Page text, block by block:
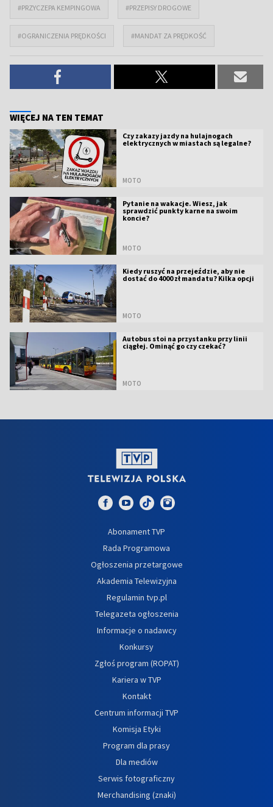
#PRZYCZEPA KEMPINGOWA #PRZEPISY DROGOWE
#OGRANICZENIA PRĘDKOŚCI #MANDAT ZA PRĘDKOŚĆ
WIĘCEJ NA TEN TEMAT
Czy zakazy jazdy na hulajnogach
elektrycznych w miastach są legalne?
MOTO
Pytanie na wakacje. Wiesz, jak
sprawdzić punkty karne na swoim
koncie?
MOTO
Kiedy ruszyć na przejeździe, aby nie
dostać do 4000 zł mandatu? Kilka opcji
MOTO
Autobus stoi na przystanku przy linii
ciągłej. Ominąć go czy czekać?
MOTO
Abonament TVP
Rada Programowa
Ogłoszenia przetargowe
Akademia Telewizyjna
Regulamin tvp.pl
Telegazeta ogłoszenia
Informacje o nadawcy
Konkursy
Zgłoś program (ROPAT)
Kariera w TVP
Kontakt
Centrum informacji TVP
Komisja Etyki
Program dla prasy
Dla mediów
Serwis fotograficzny
Merchandising (znaki)